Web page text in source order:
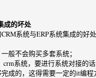
成的坏处
系统与ERP系统集成的
般不会购买多套系统；
crm系统，要进行系统对接的
成的，这得需要一定的it编